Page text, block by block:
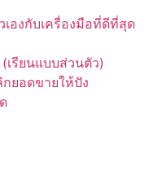
เองกับเครื่องมือที่ดีที่สุด
รียนแบบส่วนตัว)
ยอดขายให้ปัง